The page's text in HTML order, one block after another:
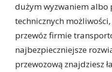
dużym wyzwaniem albo
technicznych
przewóz firmie
najbezpieczniejsze
przewozową znajdziesz